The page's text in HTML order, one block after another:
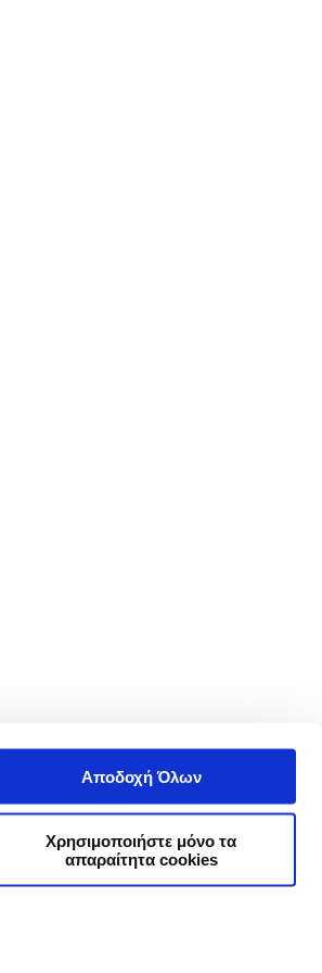
Αποδοχή Όλων
Χρησιμοποιήστε μόνο τα
απαραίτητα cookies